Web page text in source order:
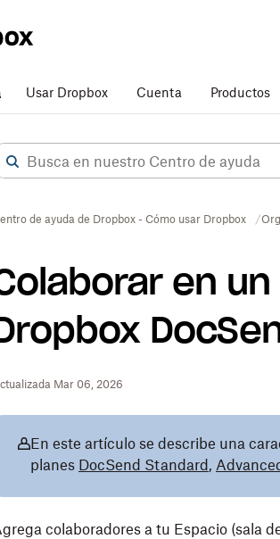
Usar Dropbox Cuenta Productos
de ayuda de Dropbox - Cómo usar Dropbox
en
Mar 06, 2026
En este artículo se describe una
planes DocSend Standard ,
colaboradores a tu Espacio (sala